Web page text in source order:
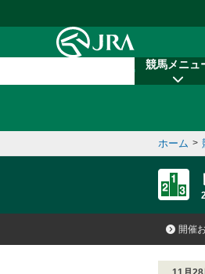
競馬メニュ
ホーム >
開催